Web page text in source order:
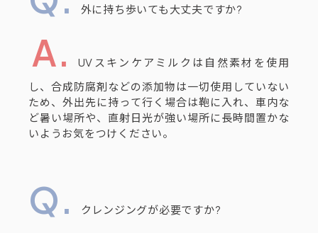
外に持ち歩いても大丈夫ですか?
UVスキンケアミルクは自然素材を使用
し、合成防腐剤などの添加物は一切使用していない
ため、外出先に持って行く場合は鞄に入れ、車内な
ど暑い場所や、直射日光が強い場所に長時間置かな
いようお気をつけください。
クレンジングが必要ですか?